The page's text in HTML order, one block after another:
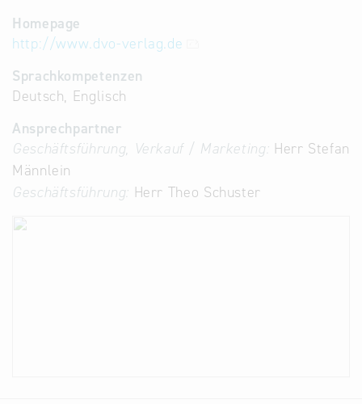
Homepage
http://www.dvo-verlag.de
Sprachkompetenzen
Deutsch, Englisch
Ansprechpartner
Geschäftsführung, Verkauf / Marketing: Herr Stefan
Männlein
Geschäftsführung: Herr Theo Schuster